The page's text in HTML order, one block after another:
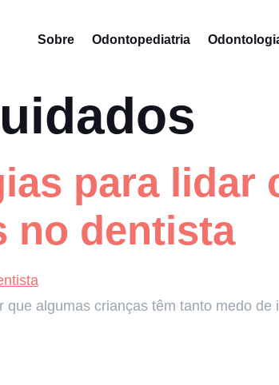
Sobre Odontopediatria
para lidar
no dentista
que algumas crianças têm tanto medo